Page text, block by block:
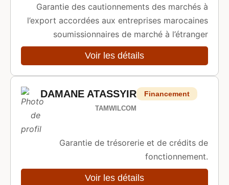
Garantie des cautionnements des marchés à
l’export accordées aux entreprises marocaines
soumissionnaires de marché à l’étranger
Voir les détails
DAMANE ATASSYIR
TAMWILCOM
Financement
Garantie de trésorerie et de crédits de
fonctionnement.
Voir les détails